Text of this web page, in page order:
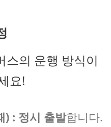
스의 운행 방식이
요!
) : 정시 출발합니다.